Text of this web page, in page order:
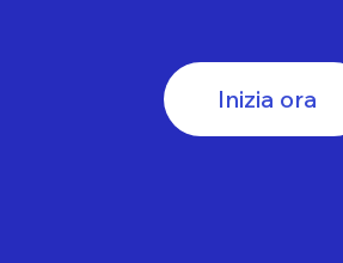
Inizia ora